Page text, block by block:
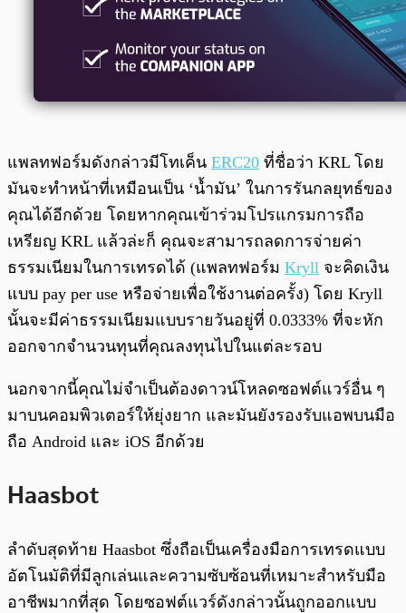
แพลทฟอร์มดังกล่าวมีโทเค็น ERC20 ที่ชื่อว่า KRL โดย
มันจะทำหน้าที่เหมือนเป็น ‘น้ำมัน’ ในการรันกลยุทธ์ของ
คุณได้อีกด้วย โดยหากคุณเข้าร่วมโปรแกรมการถือ
เหรียญ KRL แล้วล่ะก็ คุณจะสามารถลดการจ่ายค่า
ธรรมเนียมในการเทรดได้ (แพลทฟอร์ม Kryll จะคิดเงิน
แบบ pay per use หรือจ่ายเพื่อใช้งานต่อครั้ง) โดย Kryll
นั้นจะมีค่าธรรมเนียมแบบรายวันอยู่ที่ 0.0333% ที่จะหัก
ออกจากจำนวนทุนที่คุณลงทุนไปในแต่ละรอบ
นอกจากนี้คุณไม่จำเป็นต้องดาวน์โหลดซอฟต์แวร์อื่น ๆ
มาบนคอมพิวเตอร์ให้ยุ่งยาก และมันยังรองรับแอพบนมือ
ถือ Android และ iOS อีกด้วย
Haasbot
ลำดับสุดท้าย Haasbot ซึ่งถือเป็นเครื่องมือการเทรดแบบ
อัตโนมัติที่มีลูกเล่นและความซับซ้อนที่เหมาะสำหรับมือ
อาชีพมากที่สุด โดยซอฟต์แวร์ดังกล่าวนั้นถูกออกแบบ